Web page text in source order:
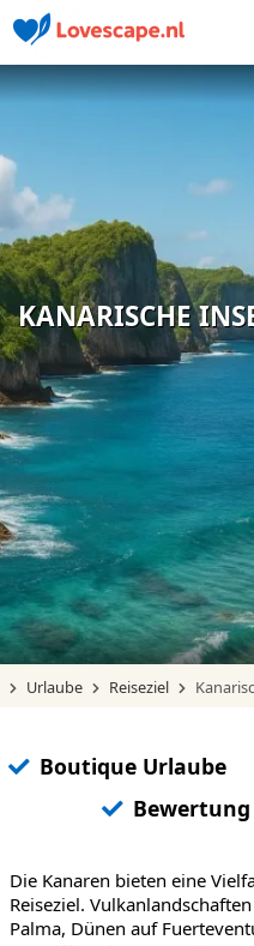
KANARISCHE
Urlaube Reiseziel
Boutique Urlaube
Die Kanaren bieten eine
Reiseziel.
Palma, Dünen auf